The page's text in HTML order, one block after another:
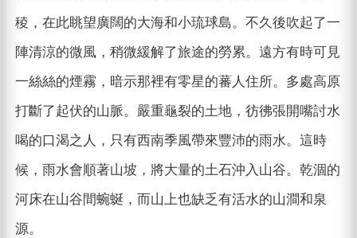
稜，在此眺望廣闊的大海和小琉球島。不久後吹起了一
陣清涼的微風，稍微緩解了旅途的勞累。遠方有時可見
一絲絲的煙霧，暗示那裡有零星的蕃人住所。多處高原
打斷了起伏的山脈。嚴重龜裂的土地，彷彿張開嘴討水
喝的口渴之人，只有西南季風帶來豐沛的雨水。這時
候，雨水會順著山坡，將大量的土石沖入山谷。乾涸的
河床在山谷間蜿蜒，而山上也缺乏有活水的山澗和泉
源。